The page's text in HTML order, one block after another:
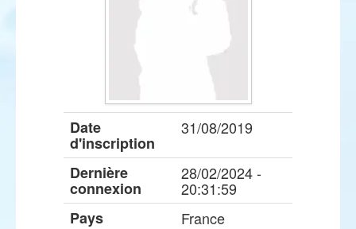
Date
d'inscription
31/08/2019
Dernière
connexion
28/02/2024 -
20:31:59
Pays
France